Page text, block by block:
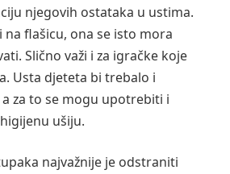
njegovih ostataka u ustima.
flašicu, ona se isto mora
Slično važi i za igračke koje
Usta djeteta bi trebalo i
za to se mogu upotrebiti i
ušiju.
najvažnije je odstraniti